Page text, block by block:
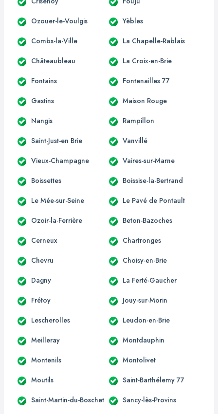
Ozouer-le-Voulgis Yèbles
Combs-la-Ville La Chapelle-Rablais
Châteaubleau La Croix-en-Brie
Fontains Fontenailles 77
Gastins Maison Rouge
Nangis Rampillon
Saint-Just-en Brie Vanvillé
Vieux-Champagne Vaires-sur-Marne
Boissettes Boissise-la-Bertrand
Le Mée-sur-Seine Le Pavé de Pontault
Ozoir-la-Ferrière Beton-Bazoches
Cerneux Chartronges
Chevru Choisy-en-Brie
Dagny La Ferté-Gaucher
Frétoy Jouy-sur-Morin
Lescherolles Leudon-en-Brie
Meilleray Montdauphin
Montenils Montolivet
Moutils Saint-Barthélemy 77
Saint-Martin-du-Boschet Sancy-lès-Provins